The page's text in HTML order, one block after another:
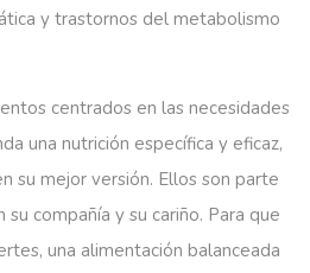
y trastornos del metabolismo
centrados en las necesidades
una nutrición específica y eficaz,
su mejor versión. Ellos son parte
compañía y su cariño. Para que
una alimentación balanceada